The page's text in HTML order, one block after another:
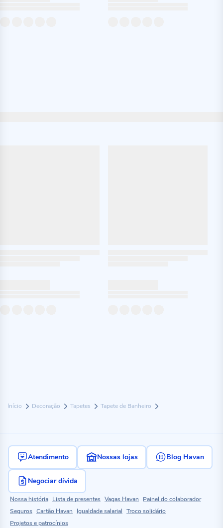
Início Decoração Tapetes Tapete de Banheiro
Atendimento Nossas lojas Blog Havan
Negociar dívida
Nossa história Lista de presentes Vagas Havan
Painel do colaborador
Seguros Cartão Havan Igualdade salarial Troco solidário
Projetos e patrocínios